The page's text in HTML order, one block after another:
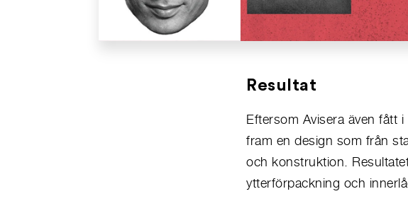
Resultat
Eftersom Avisera även fått
fram en design som från
och konstruktion.
ytterförpackning och